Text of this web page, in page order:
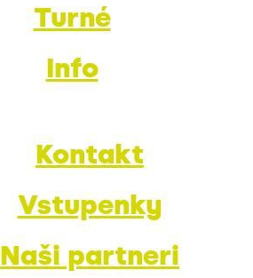
Turné
Info
Kontakt
Vstupenky
Naši partneri